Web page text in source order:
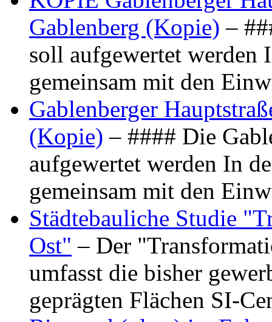
Gablenberg (Kopie) –
soll aufgewertet werden
gemeinsam mit den
Gablenberger
(Kopie) – #### Die
aufgewertet werden In
gemeinsam mit den
Städtebauliche Studie
Ost" – Der
umfasst die bisher
geprägten Flächen SI-